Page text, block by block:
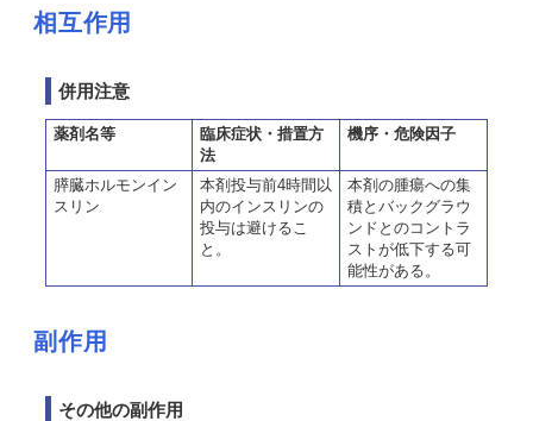
相互作用
併用注意
薬剤名等
臨床症状・措置方
法
機序・危険因子
膵臓ホルモンイン
スリン
本剤投与前4時間以
内のインスリンの
投与は避けるこ
と。
本剤の腫瘍への集
積とバックグラウ
ンドとのコントラ
ストが低下する可
能性がある。
副作用
その他の副作用